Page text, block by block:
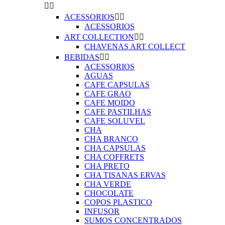
 
ACESSORIOS 
ACESSORIOS
ART COLLECTION 
CHAVENAS ART COLLECT
BEBIDAS 
ACESSORIOS
AGUAS
CAFE CAPSULAS
CAFE GRAO
CAFE MOIDO
CAFE PASTILHAS
CAFE SOLUVEL
CHA
CHA BRANCO
CHA CAPSULAS
CHA COFFRETS
CHA PRETO
CHA TISANAS ERVAS
CHA VERDE
CHOCOLATE
COPOS PLASTICO
INFUSOR
SUMOS CONCENTRADOS